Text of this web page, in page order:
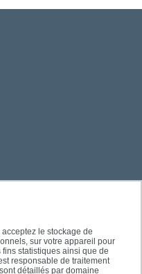
le stockage de
sur votre appareil pour
statistiques ainsi que de
responsable de traitement
détaillés par domaine